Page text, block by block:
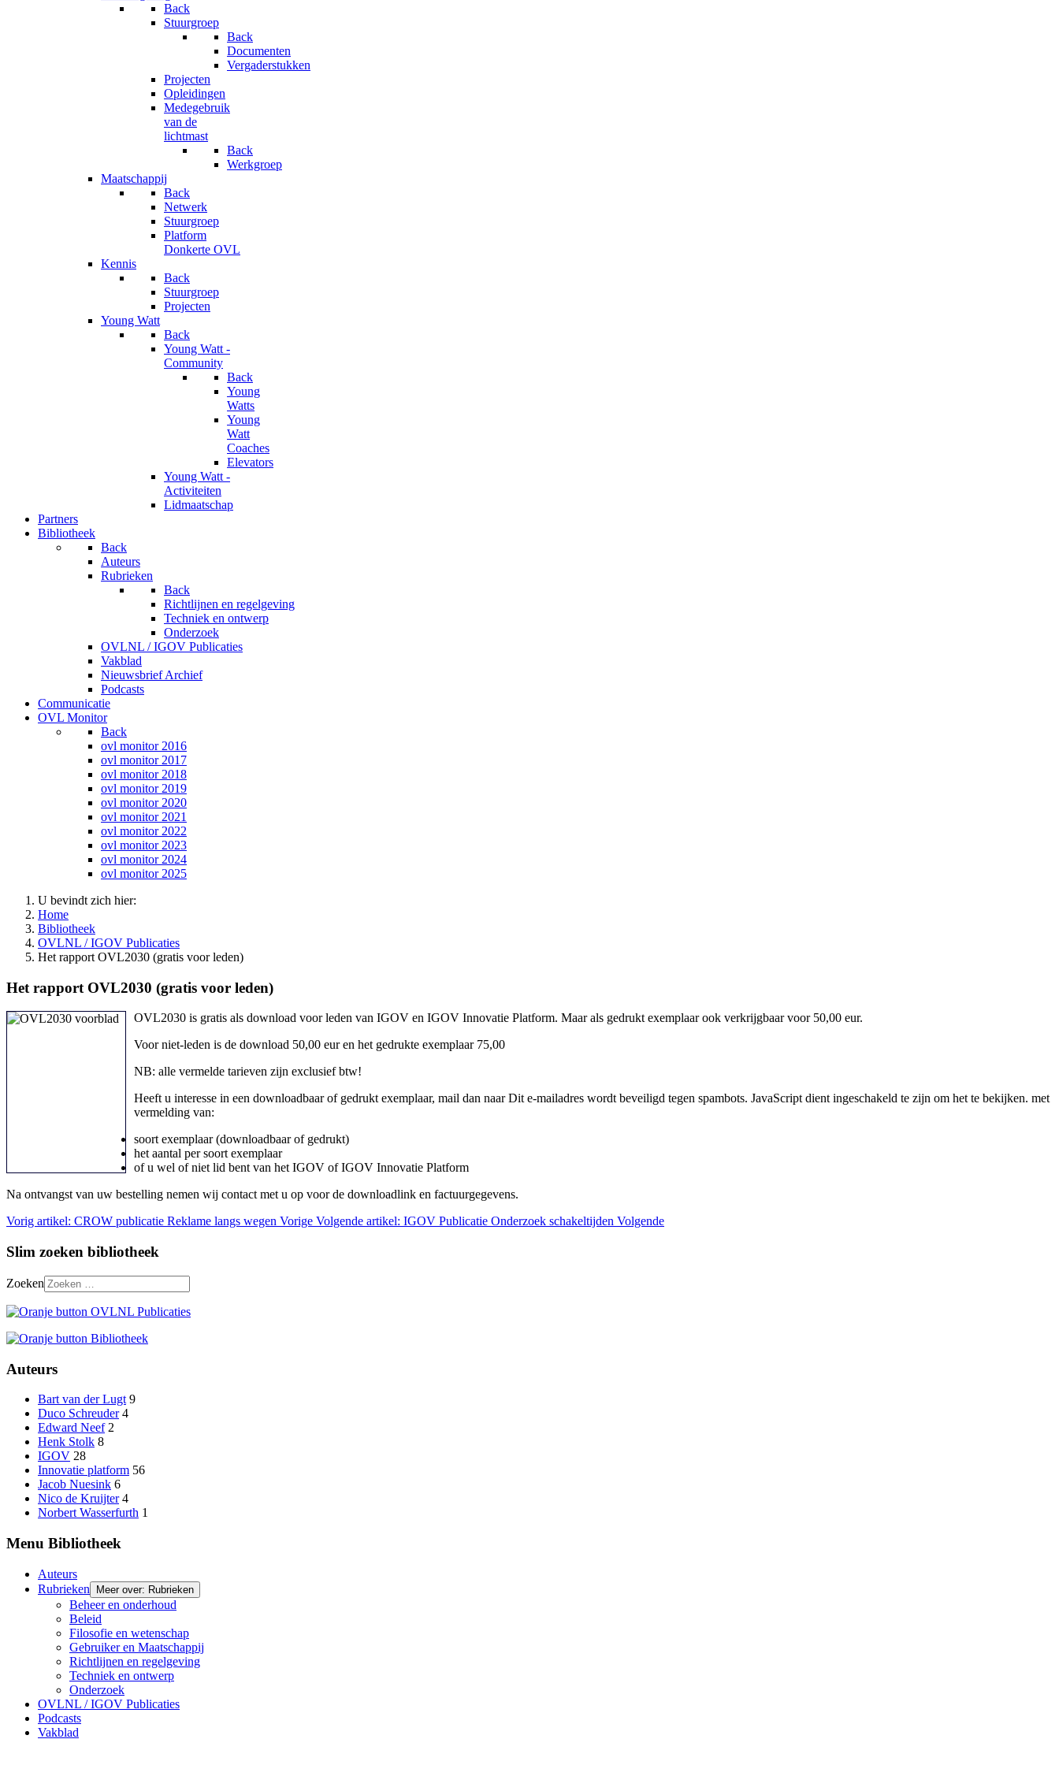
Back
Stuurgroep
Back
Documenten
Vergaderstukken
Projecten
Opleidingen
Medegebruik
van de
lichtmast
Back
Werkgroep
Maatschappij
Back
Netwerk
Stuurgroep
Platform
Donkerte OVL
Kennis
Back
Stuurgroep
Projecten
Young Watt
Back
Young Watt -
Community
Back
Young
Watts
Young
Watt
Coaches
Elevators
Young Watt -
Activiteiten
Lidmaatschap
Partners
Bibliotheek
Back
Auteurs
Rubrieken
Back
Richtlijnen en regelgeving
Techniek en ontwerp
Onderzoek
OVLNL / IGOV Publicaties
Vakblad
Nieuwsbrief Archief
Podcasts
Communicatie
OVL Monitor
Back
ovl monitor 2016
ovl monitor 2017
ovl monitor 2018
ovl monitor 2019
ovl monitor 2020
ovl monitor 2021
ovl monitor 2022
ovl monitor 2023
ovl monitor 2024
ovl monitor 2025
U bevindt zich hier:
Home
Bibliotheek
OVLNL / IGOV Publicaties
Het rapport OVL2030 (gratis voor leden)
Het rapport OVL2030 (gratis voor leden)
OVL2030 is gratis als download voor leden van IGOV en IGOV Innovatie Platform. Maar als gedrukt exemplaar ook verkrijgbaar voor 50,00 eur.
Voor niet-leden is de download 50,00 eur en het gedrukte exemplaar 75,00
NB: alle vermelde tarieven zijn exclusief btw!
Heeft u interesse in een downloadbaar of gedrukt exemplaar, mail dan naarDit e-mailadres wordt beveiligd tegen spambots. JavaScript dient ingeschakeld te zijn om het te bekijken. met
vermelding van:
soort exemplaar (downloadbaar of gedrukt)
het aantal per soort exemplaar
of u wel of niet lid bent van het IGOV of IGOV Innovatie Platform
Na ontvangst van uw bestelling nemen wij contact met u op voor de downloadlink en factuurgegevens.
Vorig artikel: CROW publicatie Reklame langs wegen Vorige Volgende artikel: IGOV Publicatie Onderzoek schakeltijden Volgende
Slim zoeken bibliotheek
Zoeken
Auteurs
Bart van der Lugt 9
Duco Schreuder 4
Edward Neef 2
Henk Stolk 8
IGOV 28
Innovatie platform 56
Jacob Nuesink 6
Nico de Kruijter 4
Norbert Wasserfurth 1
Menu Bibliotheek
Auteurs
Rubrieken
Meer over: Rubrieken
Beheer en onderhoud
Beleid
Filosofie en wetenschap
Gebruiker en Maatschappij
Richtlijnen en regelgeving
Techniek en ontwerp
Onderzoek
OVLNL / IGOV Publicaties
Podcasts
Vakblad